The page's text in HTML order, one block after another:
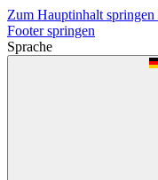
Zum Hauptinhalt springen
Footer springen
Sprache